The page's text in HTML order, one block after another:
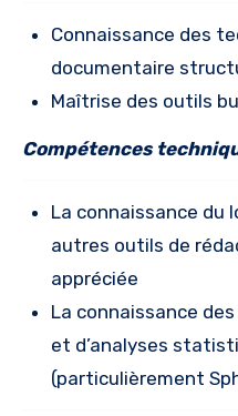
Connaissance des
documentaire
Maîtrise des outils
Compétences
La connaissance du
autres outils de
appréciée
La connaissance
et d’analyses
(particulièrement